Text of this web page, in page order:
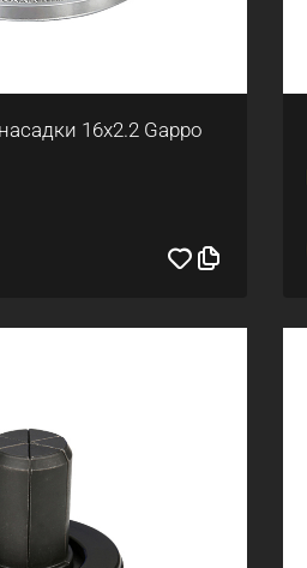
16x2.2 Gappo